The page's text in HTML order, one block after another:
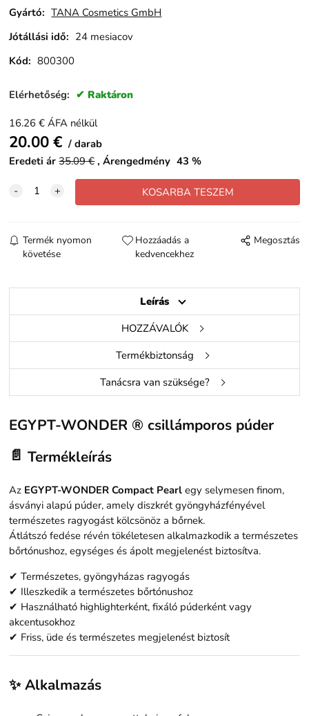
Gyártó: TANA Cosmetics GmbH
Jótállási idő: 24 mesiacov
Kód: 800300
Elérhetőség: Raktáron
16.26 €ÁFA nélkül
20.00€
darab
Eredeti ár 35.09€ Árengedmény 43 %
Termék nyomon
követése
Hozzáadás a
kedvencekhez
Megosztás
Leírás
HOZZÁVALÓK
Termékbiztonság
Tanácsra van szüksége?
EGYPT-WONDER ® csillámporos púder
📄Termékleírás
Az EGYPT-WONDER Compact Pearl egy selymesen finom,
ásványi alapú púder, amely diszkrét gyöngyházfényével
természetes ragyogást kölcsönöz a bőrnek.
Átlátszó fedése révén tökéletesen alkalmazkodik a természetes
bőrtónushoz, egységes és ápolt megjelenést biztosítva.
✔ Természetes, gyöngyházas ragyogás
✔ Illeszkedik a természetes bőrtónushoz
✔ Használható highlighterként, fixáló púderként vagy
akcentusokhoz
✔ Friss, üde és természetes megjelenést biztosít
✨ Alkalmazás